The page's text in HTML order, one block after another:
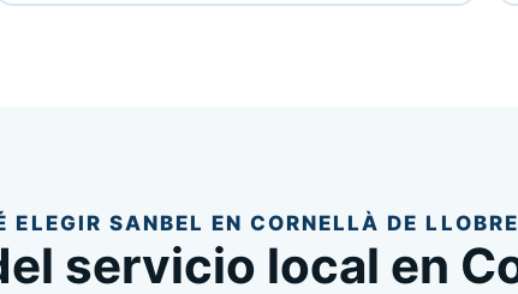
ELEGIR SANBEL EN CORNELLÀ DE
servicio local en